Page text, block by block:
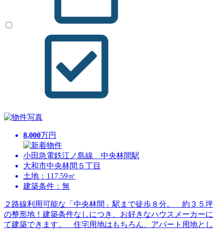
8,000万円
小田急電鉄江ノ島線 中央林間駅
大和市中央林間５丁目
土地：117.59㎡
建築条件：無
２路線利用可能な「中央林間」駅まで徒歩８分。 約３５坪
の整形地！建築条件なしにつき、お好きなハウスメーカーに
て建築できます。 住宅用地はもちろん、アパート用地とし